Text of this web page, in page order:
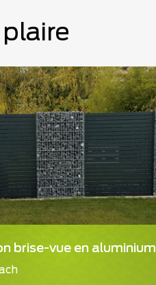
brise-vue en aluminium